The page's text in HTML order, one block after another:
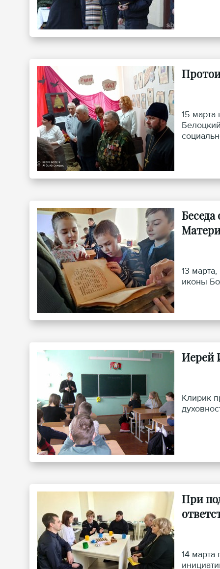
15
13
иконы
Иерей
Клирик
При
14 марта